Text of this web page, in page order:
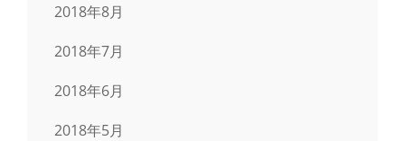
2018年8月
2018年7月
2018年6月
2018年5月